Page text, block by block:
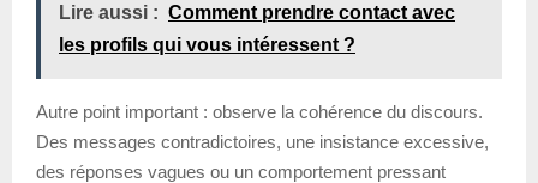
Lire aussi : Comment prendre contact avec
les profils qui vous intéressent ?
Autre point important : observe la cohérence du discours.
Des messages contradictoires, une insistance excessive,
des réponses vagues ou un comportement pressant